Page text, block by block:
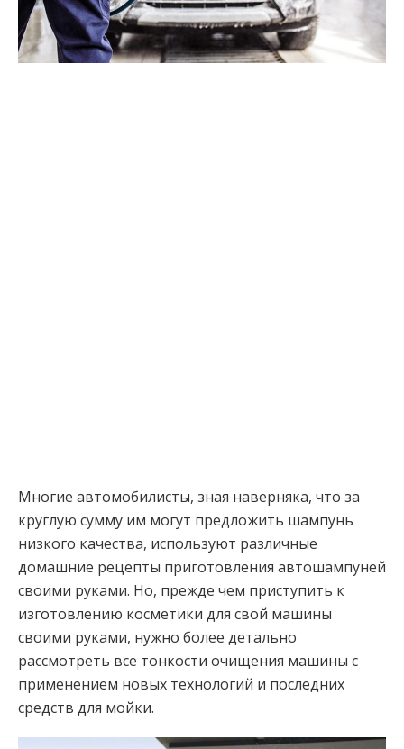
Многие автомобилисты, зная наверняка, что за
круглую сумму им могут предложить шампунь
низкого качества, используют различные
домашние рецепты приготовления автошампуней
своими руками. Но, прежде чем приступить к
изготовлению косметики для свой машины
своими руками, нужно более детально
рассмотреть все тонкости очищения машины с
применением новых технологий и последних
средств для мойки.